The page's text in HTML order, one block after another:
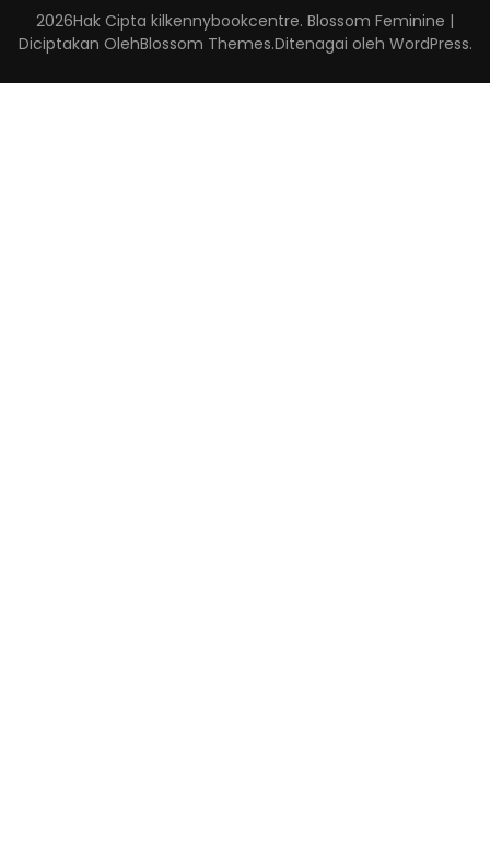
2026Hak Cipta kilkennybookcentre. Blossom Feminine |
Diciptakan OlehBlossom Themes.Ditenagai oleh WordPress.